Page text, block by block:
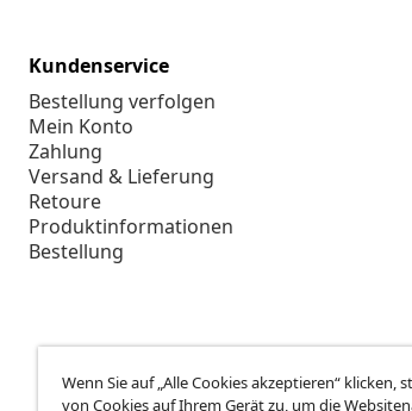
Kundenservice
Bestellung verfolgen
Mein Konto
Zahlung
Versand & Lieferung
Retoure
Produktinformationen
Bestellung
Wenn Sie auf „Alle Cookies akzeptieren“ klicken,
von Cookies auf Ihrem Gerät zu, um die